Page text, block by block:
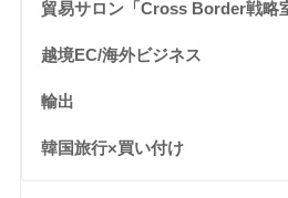
貿易サロン「Cross Border戦略
越境EC/海外ビジネス
輸出
韓国旅行×買い付け